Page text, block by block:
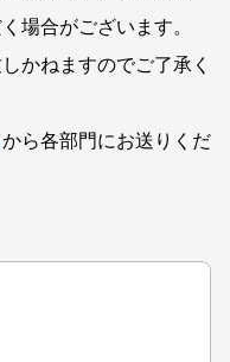
場合がございます。
かねますのでご了承く
から各部門にお送りくだ